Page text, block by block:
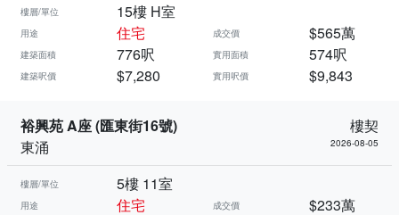
樓層/單位 15樓 H室
用途 住宅 成交價 $565萬
建築面積 776呎 實用面積 574呎
建築呎價 $7,280 實用呎價 $9,843
裕興苑 A座 (匯東街16號)
樓契
東涌
2026-08-05
樓層/單位 5樓 11室
用途 住宅 成交價 $233萬